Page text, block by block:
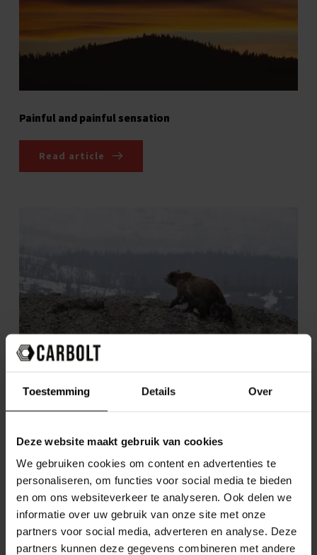
Toestemming Details Over
Deze website maakt gebruik van cookies
We gebruiken cookies om content en advertenties te
personaliseren, om functies voor social media te bieden
en om ons websiteverkeer te analyseren. Ook delen we
informatie over uw gebruik van onze site met onze
partners voor social media, adverteren en analyse. Deze
partners kunnen deze gegevens combineren met andere
Painful and painful sensation
Read article
Praesentium officia eveniet esse iusto omnis